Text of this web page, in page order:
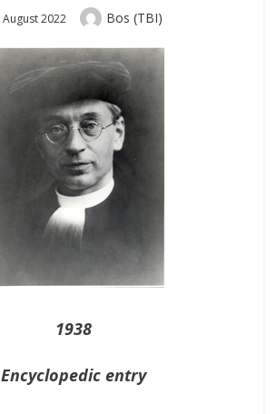
Posted
August 2022 Author
Bos (TBI)
1938
Encyclopedic entry